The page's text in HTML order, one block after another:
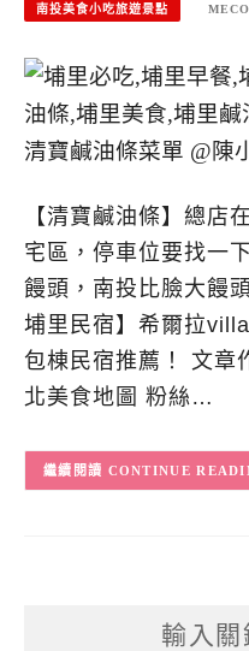
南投美食小吃旅遊景點
【清寶鹹油條】總店
宅區，停車位要找一
饅頭，南投比臉大饅
埔里民宿】希爾拉
包棟民宿推薦！ 文章
北美食地圖 粉絲…
CONTINUE
輸入關